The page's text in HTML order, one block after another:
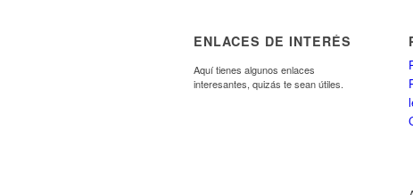
ENLACES DE INTERÉS
Aquí tienes algunos enlaces
interesantes, quizás te sean útiles.